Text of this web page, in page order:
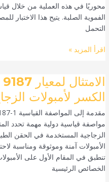
محوريًا في هذه العملية من خلال
الفموية الصلبة. يتيح هذا الاختبار
التحمل
اقرأ المزيد »
الكسر لأمبولات
مواصفة قياسية دولية مهمة تحدد
الزجاجية المستخدمة في الحقن
الأمبولات آمنة وموثوقة ومناسبة
تنطبق في المقام الأول على
الخصائص الرئيسية
الامتثال
لمعيار
ISO
9187
وقياس
قوة
الكسر
لأمبولات
الزجاج